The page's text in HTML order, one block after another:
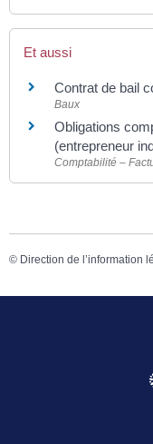
Et aussi
Contrat de bail
Baux
Obligations
(entrepreneur
Comptabilité –
© Direction de l’information